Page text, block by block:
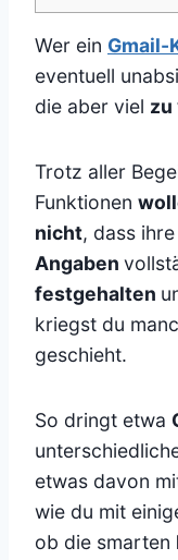
Wer ein Gmail-
eventuell
die aber viel zu
Trotz aller
Funktionen
nicht, dass ihre
Angaben
festgehalten
kriegst du
geschieht.
So dringt etwa
etwas davon
wie du mit
ob die smarten